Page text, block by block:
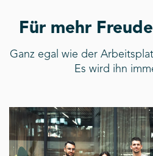
Für mehr
Ganz egal wie der
Es wird ihn